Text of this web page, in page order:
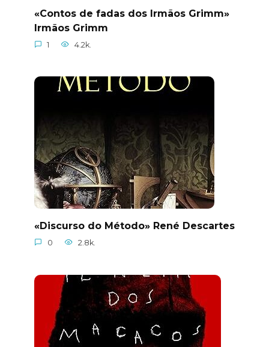
«Contos de fadas dos Irmãos Grimm»
Irmãos Grimm
1 4.2k.
«Discurso do Método» René Descartes
0 2.8k.